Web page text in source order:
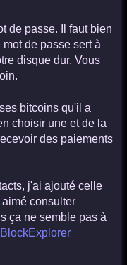
de passe. Il faut bien
de passe sert à
disque dur. Vous
bitcoins qu'il a
choisir une et de la
des paiements
j'ai ajouté celle
consulter
ça ne semble pas à
BlockExplorer